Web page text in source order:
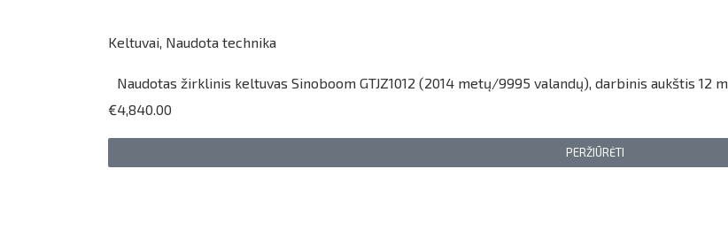
Keltuvai Naudota technika
Naudotas žirklinis keltuvas Sinoboom GTJZ1012 (2014 metų/9995 valandų), darbinis aukštis 12 m
€4,840.00
PERŽIŪRĖTI